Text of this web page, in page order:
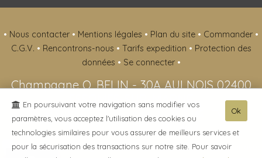
• Nous contacter • Mentions légales • Plan du site • Commander •
C.G.V. • Rencontrons-nous • Tarifs expedition • Protection des
données • Se connecter •
Champagne O. BELIN-30A AULNOIS02400
ESSOMES-SUR-MARNE
Tél. +33 (0)6 07 13 11 42
- Mob. : 0607131142 - Tva. :
FR51413064619 - RCS : 413064619
- L'abus d'alcool est dangereux pour la santé, sachez consommer avec
Ok
En poursuivant votre navigation sans modifier vos
paramètres, vous acceptez l'utilisation des cookies ou
technologies similaires pour vous assurer de meilleurs services et
pour la sécurisation des transactions sur notre site. Pour savoir